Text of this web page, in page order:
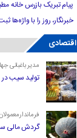
پیام تبریک بازرس خانه
خبرنگار، روز را با واژه‌ها
اقتصادی
مدیر باغبانی
تولید سیب در لرستان
گردش مالی سالانه